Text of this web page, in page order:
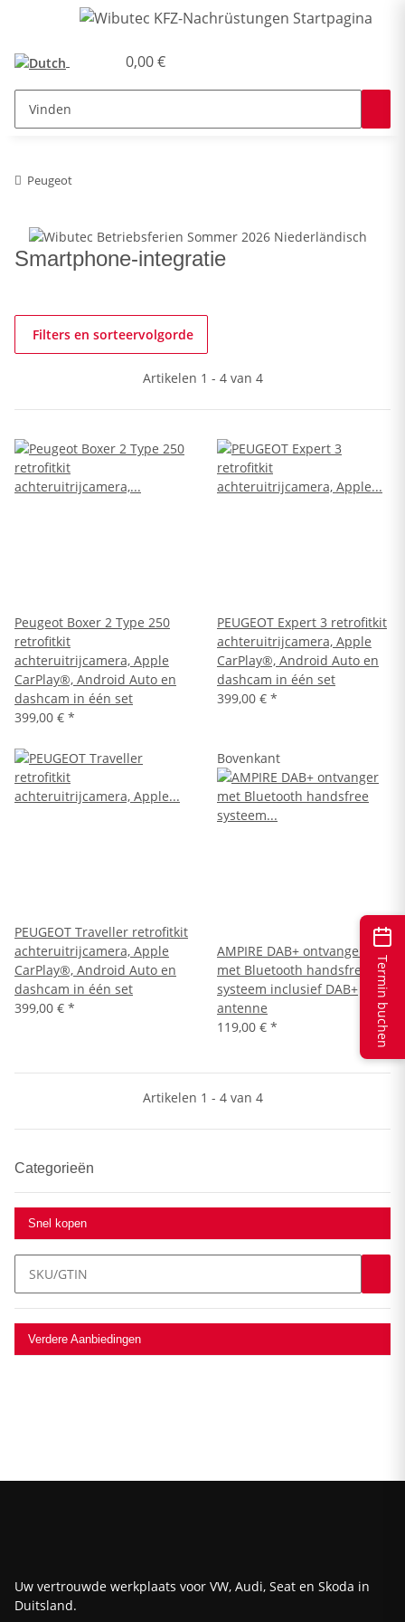
0,00 €
Peugeot
Smartphone-integratie
Filters en sorteervolgorde
Artikelen 1 - 4 van 4
Peugeot Boxer 2 Type 250
retrofitkit
achteruitrijcamera, Apple
CarPlay®, Android Auto en
dashcam in één set
399,00 € *
PEUGEOT Expert 3 retrofitkit
achteruitrijcamera, Apple
CarPlay®, Android Auto en
dashcam in één set
399,00 € *
PEUGEOT Traveller retrofitkit
achteruitrijcamera, Apple
CarPlay®, Android Auto en
dashcam in één set
399,00 € *
Bovenkant
AMPIRE DAB+ ontvanger
met Bluetooth handsfree
systeem inclusief DAB+
antenne
119,00 € *
Artikelen 1 - 4 van 4
Categorieën
Snel kopen
Verdere Aanbiedingen
Uw vertrouwde werkplaats voor VW, Audi, Seat en Skoda in
Duitsland.
Termin buchen